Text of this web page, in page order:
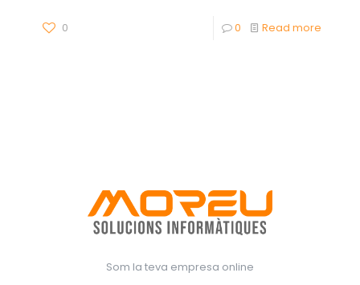
0 0 Read more
Som la teva empresa online